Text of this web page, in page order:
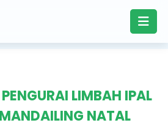
LIMBAH IPAL
NATAL